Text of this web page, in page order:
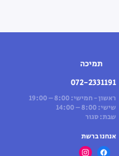
תמיכה
072-2331191
ראשון - חמישי: 8:00 – 19:00
שישי: 8:00 – 14:00
שבת: סגור
אנחנו ברשת